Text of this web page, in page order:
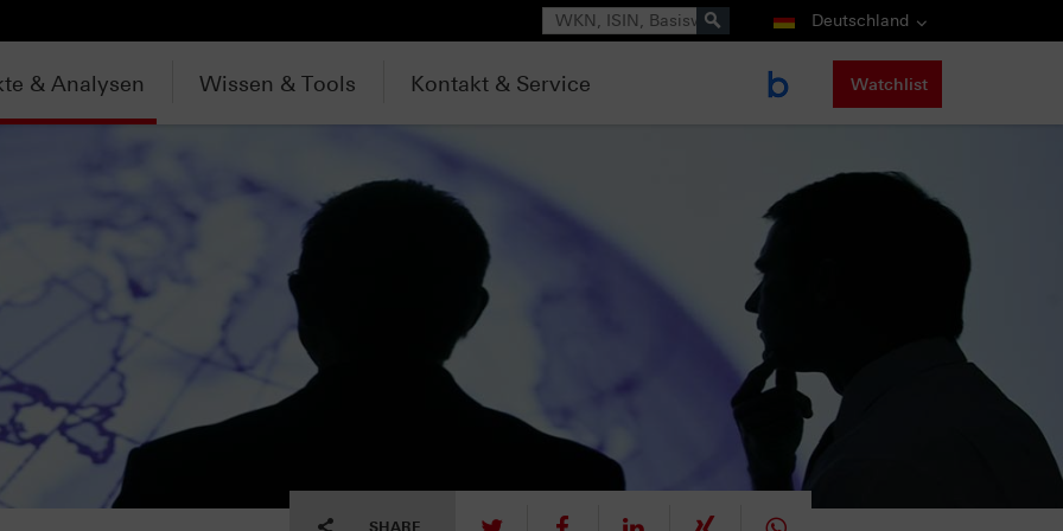
Suche Deutschland
& Analysen Wissen & Tools Kontakt & Service Watchlist
SHARE tweet mitteilen